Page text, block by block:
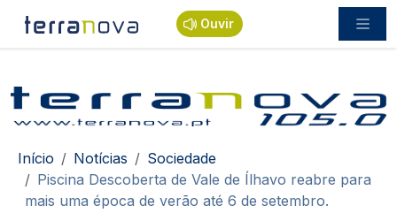
Passar para o conteúdo principal
Ouvir
Navegação estrutural
Início Notícias
Sociedade
Piscina Descoberta de Vale de Ílhavo reabre para
mais uma época de verão até 6 de setembro.